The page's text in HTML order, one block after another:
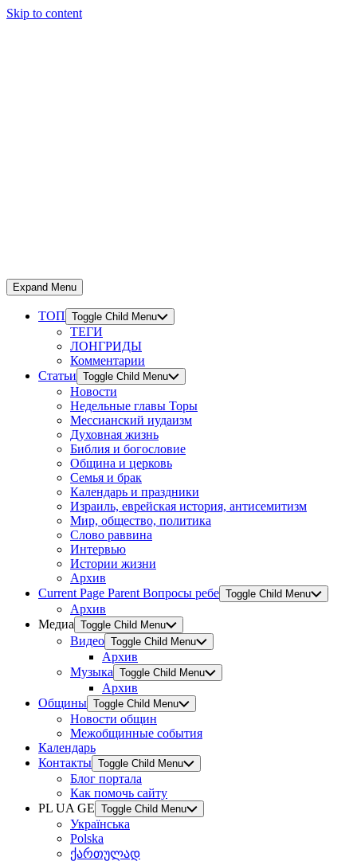
Skip to content
Expand Menu
ТОП Toggle Child Menu
ТЕГИ
ЛОНГРИДЫ
Комментарии
Статьи Toggle Child Menu
Новости
Недельные главы Торы
Мессианский иудаизм
Духовная жизнь
Библия и богословие
Община и церковь
Семья и брак
Календарь и праздники
Израиль, еврейская история, антисемитизм
Мир, общество, политика
Слово раввина
Интервью
Истории жизни
Архив
Current Page Parent Вопросы ребе Toggle Child Menu
Архив
Медиа Toggle Child Menu
Видео Toggle Child Menu
Архив
Музыка Toggle Child Menu
Архив
Общины Toggle Child Menu
Новости общин
Межобщинные события
Календарь
Контакты Toggle Child Menu
Блог портала
Как помочь сайту
PL UA GE Toggle Child Menu
Українська
Polska
ქართულად